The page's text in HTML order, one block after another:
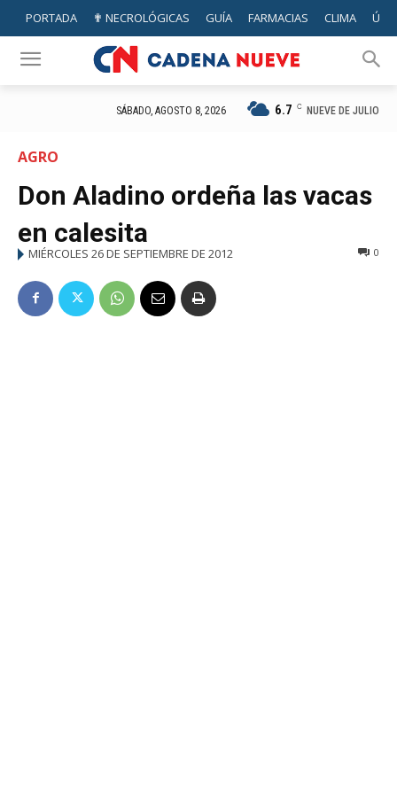
PORTADA ✟ NECROLÓGICAS GUÍA FARMACIAS CLIMA
SÁBADO, AGOSTO 8, 2026 6.7 C NUEVE DE JULIO
AGRO
Don Aladino ordeña las vacas
en calesita
MIÉRCOLES 26 DE SEPTIEMBRE DE 2012 0